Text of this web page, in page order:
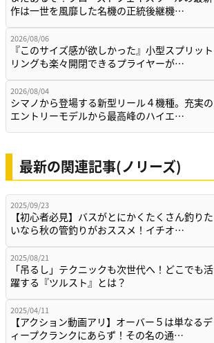
作は一世を風靡した名機の正統後継機…
2026/08/06
『このサイズ感が欲しかった』小型スプリット
リングも楽々開閉できるプライヤーが…
2026/08/04
シマノから登場する新型リール４機種。充実の
エントリーモデルから最高峰のハイエ…
最新の関連記事(ノリーズ)
2025/09/23
【初心者必見】バスがとにかくたくさん釣りた
いなら秋の管釣りがおススメ！イチオ…
2025/08/21
「吊るし」テクニックも次世代へ！どこでも活
躍する『ツルスト』とは？
2025/04/11
【アクション動画アリ】オーバー５は単なるデ
ィープクランクにあらず！その名の通…